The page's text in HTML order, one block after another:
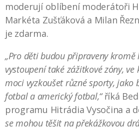
moderují oblíbení moderátoři
Markéta Zušťáková a Milan
je zdarma.
„Pro děti budou připraveny kromě
vystoupení také zážitkové zóny,
moci vyzkoušet různé sporty, jako
fotbal a americký fotbal,“říká
programu Hitrádia Vysočina a
se mohou těšit na překážkovou